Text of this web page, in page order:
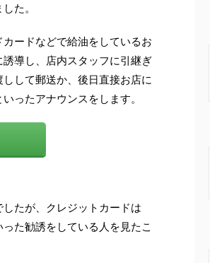
た。
ードなどで給油をしているお
導し、店内スタッフに引継ぎ
して郵送か、後日直接お店に
ったアナウンスをします。
たが、クレジットカードは
た勧誘をしている人を見たこ